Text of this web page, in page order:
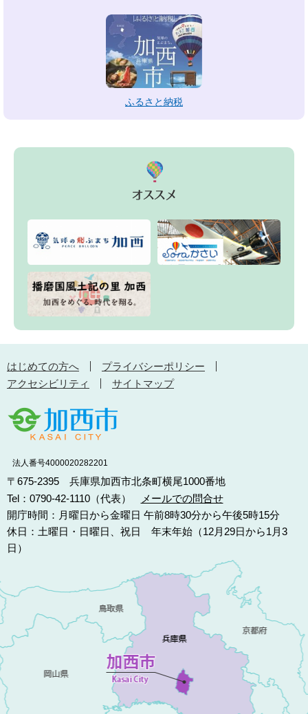
ふるさと納税
はじめての方へ
プライバシーポリシー
アクセシビリティ
サイトマップ
法人番号4000020282201
〒675-2395 兵庫県加西市北条町横尾1000番地
Tel：0790-42-1110（代表）
メールでの問合せ
開庁時間：月曜日から金曜日 午前8時30分から午後5時15分
休日：土曜日・日曜日、祝日 年末年始（12月29日から1月3
日）